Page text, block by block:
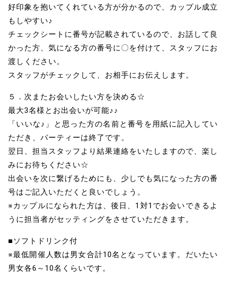
好印象を抱いてくれている方が分かるので、カップル成立
もしやすい♪
チェックシートに番号が記載されているので、お話して良
かった方、気になる方の番号に〇を付けて、スタッフにお
渡しください。
スタッフがチェックして、お相手にお伝えします。
５．次またお会いしたい方を決める☆
最大3名様とお出会いが可能♪♪
「いいな♪」と思った方の名前と番号を用紙に記入してい
ただき、パーティーは終了です。
翌日、担当スタッフより結果連絡をいたしますので、楽し
みにお待ちください☆
出会いを次に繋げるためにも、少しでも気になった方の番
号はご記入いただくと良いでしょう。
※カップルになられた方は、後日、1対1でお会いできるよ
うに担当者がセッティングをさせていただきます。
■ソフトドリンク付
※最低開催人数は男女合計10名となっています。だいたい
男女各6～10名くらいです。